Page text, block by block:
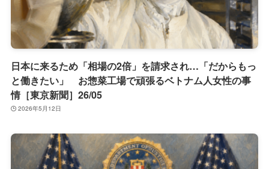
日本に来るため「相場の2倍」を請求され…「だからもっ
と働きたい」 お惣菜工場で頑張るベトナム人女性の事
情［東京新聞］26/05
2026年5月12日